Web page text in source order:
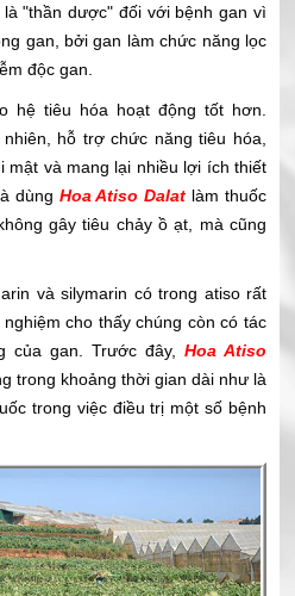
"thần dược" đối với bệnh gan vì
gan, bởi gan làm chức năng lọc
độc gan.
hệ tiêu hóa hoạt động tốt hơn.
hỗ trợ chức năng tiêu hóa,
mật và mang lại nhiều lợi ích thiết
dùng Hoa Atiso Dalat làm thuốc
gây tiêu chảy ồ ạt, mà cũng
và silymarin có trong atiso rất
cho thấy chúng còn có tác
của gan. Trước đây, Hoa Atiso
trong khoảng thời gian dài như là
trong việc điều trị một số bệnh